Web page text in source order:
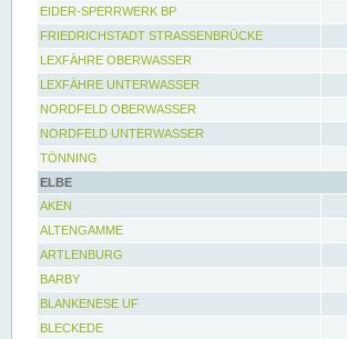
EIDER-SPERRWERK BP
FRIEDRICHSTADT STRASSENBRÜCKE
LEXFÄHRE OBERWASSER
LEXFÄHRE UNTERWASSER
NORDFELD OBERWASSER
NORDFELD UNTERWASSER
TÖNNING
ELBE
AKEN
ALTENGAMME
ARTLENBURG
BARBY
BLANKENESE UF
BLECKEDE